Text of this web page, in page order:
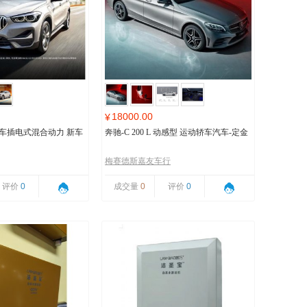
插电式混合动力 新车
评价 0
¥18000.00
奔驰-C 200 L 动感型 运动轿车汽车-定金
梅赛德斯嘉友车行
成交量 0 评价 0